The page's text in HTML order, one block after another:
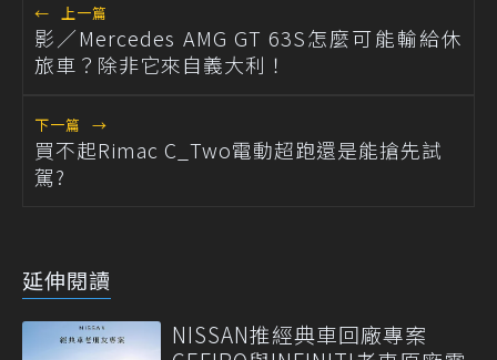
← 上一篇
影／Mercedes AMG GT 63S怎麼可能輸給休
旅車？除非它來自義大利！
下一篇 →
買不起Rimac C_Two電動超跑還是能搶先試
駕?
延伸閱讀
NISSAN推經典車回廠專案